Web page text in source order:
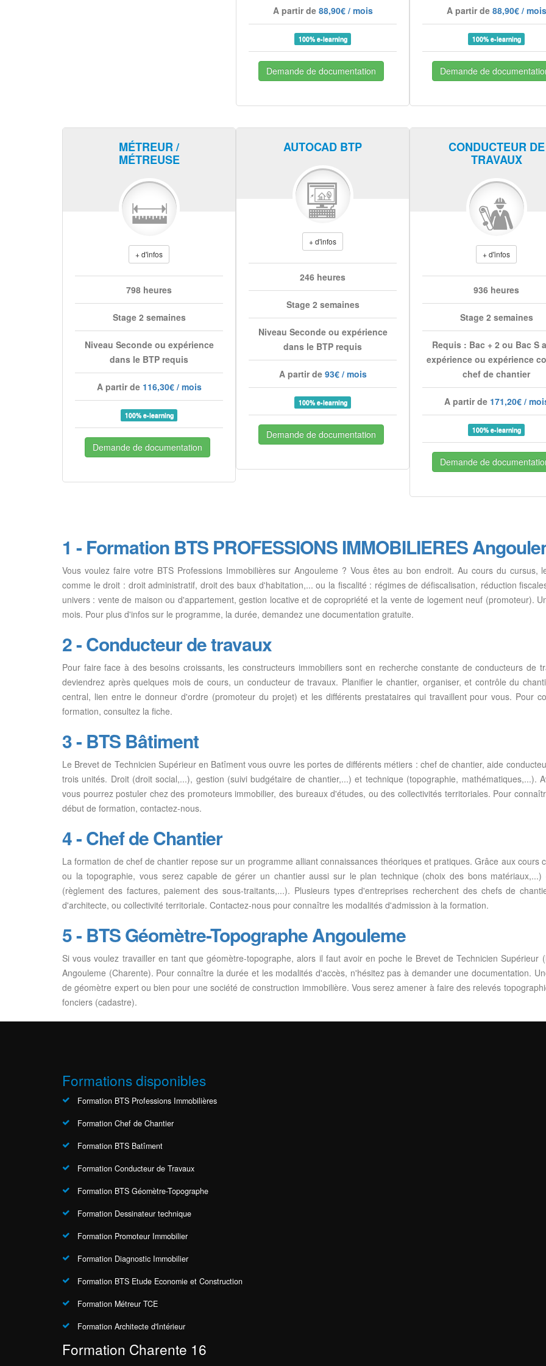
A partir de 88,90€ / mois
100% e-learning
Demande de documentation
A partir de 88,90€ / mois
100% e-learning
Demande de
MÉTREUR /
MÉTREUSE
+ d'infos
798 heures
Stage 2 semaines
Niveau Seconde ou expérience
dans le BTP requis
A partir de 116,30€ / mois
100% e-learning
Demande de documentation
AUTOCAD BTP
+ d'infos
246 heures
Stage 2 semaines
Niveau Seconde ou expérience
dans le BTP requis
A partir de 93€ / mois
100% e-learning
Demande de documentation
CONDUCTEUR DE
TRAVAUX
+ d'infos
936 heures
Stage 2 semaines
Requis : Bac + 2 ou Bac S
expérience ou expérience
chef de chantier
A partir de 171,20€ /
100% e-learning
Demande de
1 - Formation BTS PROFESSIONS IMMOBILIERES
Vous voulez faire votre BTS Professions Immobilières sur Angouleme ? Vous êtes au bon endroit. Au cours du cursus,
comme le droit : droit administratif, droit des baux d'habitation,... ou la fiscalité : régimes de défiscalisation, réduction
univers : vente de maison ou d'appartement, gestion locative et de copropriété et la vente de logement neuf (promoteur).
mois. Pour plus d'infos sur le programme, la durée, demandez une documentation gratuite.
2 - Conducteur de travaux
Pour faire face à des besoins croissants, les constructeurs immobiliers sont en recherche constante de conducteurs de
deviendrez après quelques mois de cours, un conducteur de travaux. Planifier le chantier, organiser, et contrôle du
central, lien entre le donneur d'ordre (promoteur du projet) et les différents prestataires qui travaillent pour vous. Pour
formation, consultez la fiche.
3 - BTS Bâtiment
Le Brevet de Technicien Supérieur en Batîment vous ouvre les portes de différents métiers : chef de chantier, aide
trois unités. Droit (droit social,...), gestion (suivi budgétaire de chantier,...) et technique (topographie, mathématiques,...).
vous pourrez postuler chez des promoteurs immobilier, des bureaux d'études, ou des collectivités territoriales. Pour
début de formation, contactez-nous.
4 - Chef de Chantier
La formation de chef de chantier repose sur un programme alliant connaissances théoriques et pratiques. Grâce aux
ou la topographie, vous serez capable de gérer un chantier aussi sur le plan technique (choix des bons
(règlement des factures, paiement des sous-traitants,...). Plusieurs types d'entreprises recherchent des chefs de
d'architecte, ou collectivité territoriale. Contactez-nous pour connaître les modalités d'admission à la formation.
5 - BTS Géomètre-Topographe Angouleme
Si vous voulez travailler en tant que géomètre-topographe, alors il faut avoir en poche le Brevet de Technicien
Angouleme (Charente). Pour connaître la durée et les modalités d'accès, n'hésitez pas à demander une documentation.
de géomètre expert ou bien pour une société de construction immobilière. Vous serez amener à faire des relevés
fonciers (cadastre).
Formations disponibles
Formation BTS Professions Immobilières
Formation Chef de Chantier
Formation BTS Batîment
Formation Conducteur de Travaux
Formation BTS Géomètre-Topographe
Formation Dessinateur technique
Formation Promoteur Immobilier
Formation Diagnostic Immobilier
Formation BTS Etude Economie et Construction
Formation Métreur TCE
Formation Architecte d'Intérieur
Formation Charente 16